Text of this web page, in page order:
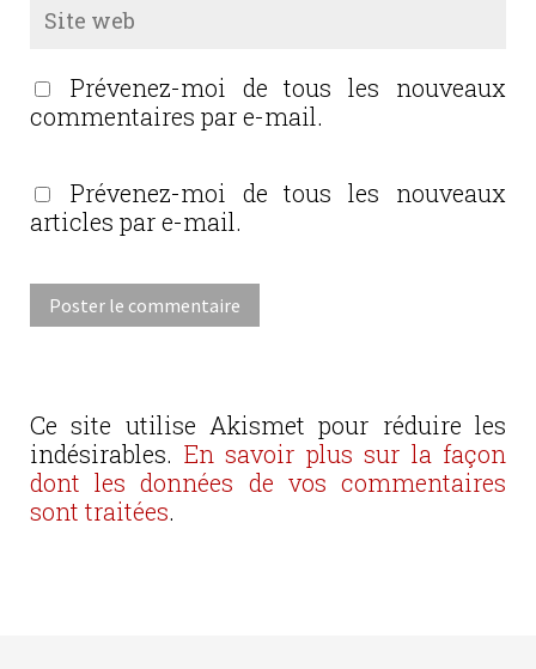
Prévenez-moi de tous les nouveaux
commentaires par e-mail.
Prévenez-moi de tous les nouveaux
articles par e-mail.
Ce site utilise Akismet pour réduire les
indésirables. En savoir plus sur la façon
dont les données de vos commentaires
sont traitées.